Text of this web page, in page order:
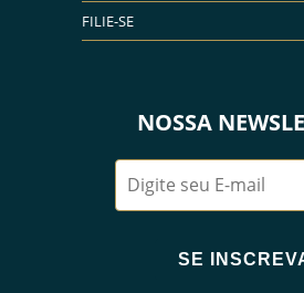
FILIE-SE
NOSSA